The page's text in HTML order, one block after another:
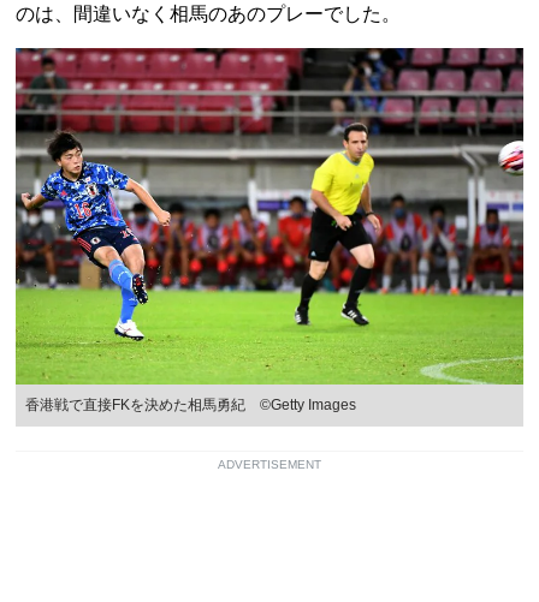
のは、間違いなく相馬のあのプレーでした。
香港戦で直接FKを決めた相馬勇紀 ©Getty Images
ADVERTISEMENT